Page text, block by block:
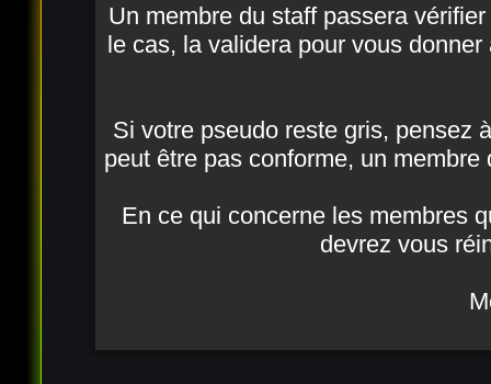
Un membre du staff passera
le cas, la validera pour vous
Si votre pseudo reste gris, pensez
peut être pas conforme, un
En ce qui concerne les membres
devrez vous